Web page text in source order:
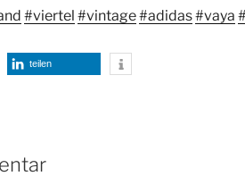
#viertel #vintage#adidas#vaya
teilen